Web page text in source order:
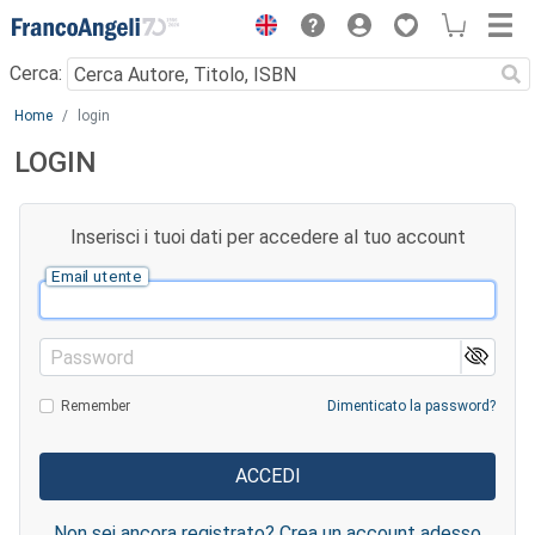
Menu
Cerca:
Main content
Home login
LOGIN
Inserisci i tuoi dati per accedere al tuo account
Email utente
Password
Remember Dimenticato la password?